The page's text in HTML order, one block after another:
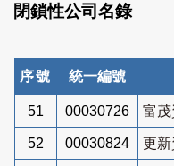
閉鎖性公司名錄
序號 統一編號
51 00030726 富茂
52 00030824 更新